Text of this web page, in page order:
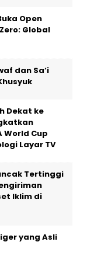
Open
Global
dan Sa’i
Dekat ke
World Cup
Layar TV
Tertinggi
Iklim di
yang Asli